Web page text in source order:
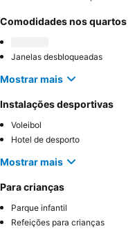
Comodidades nos quartos
Janelas desbloqueadas
Mostrar mais
Instalações desportivas
Voleibol
Hotel de desporto
Mostrar mais
Para crianças
Parque infantil
Refeições para crianças